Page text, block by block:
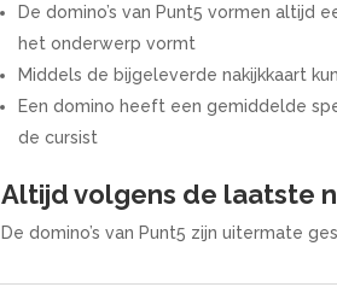
De domino’s van Punt5 vormen altijd
het onderwerp vormt
Middels de bijgeleverde nakijkkaart
Een domino heeft een gemiddelde
de cursist
Altijd volgens de laatste
De domino’s van Punt5 zijn uitermate